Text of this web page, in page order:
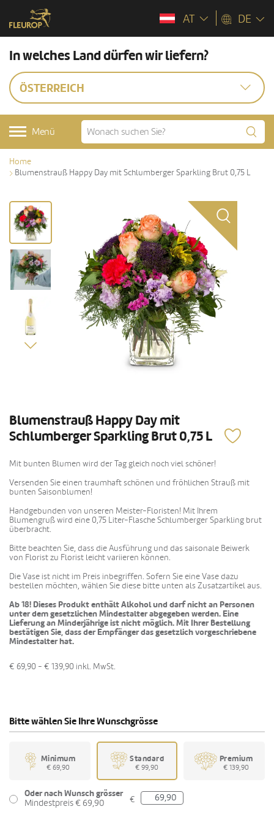
AT DE
In welches Land dürfen wir liefern?
ÖSTERREICH
Menü
Home
Blumenstrauß Happy Day mit Schlumberger Sparkling Brut 0,75 L
Blumenstrauß Happy Day mit
Schlumberger Sparkling Brut 0,75 L
Mit bunten Blumen wird der Tag gleich noch viel schöner!
Versenden Sie einen traumhaft schönen und fröhlichen Strauß mit
bunten Saisonblumen!
Handgebunden von unseren Meister-Floristen! Mit Ihrem
Blumengruß wird eine 0,75 Liter-Flasche Schlumberger Sparkling brut
überbracht.
Bitte beachten Sie, dass die Ausführung und das saisonale Beiwerk
von Florist zu Florist leicht variieren können.
Die Vase ist nicht im Preis inbegriffen. Sofern Sie eine Vase dazu
bestellen möchten, wählen Sie diese bitte unten als Zusatzartikel aus.
Ab 18! Dieses Produkt enthält Alkohol und darf nicht an Personen
unter dem gesetzlichen Mindestalter abgegeben werden. Eine
Lieferung an Minderjährige ist nicht möglich. Mit Ihrer Bestellung
bestätigen Sie, dass der Empfänger das gesetzlich vorgeschriebene
Mindestalter hat.
€ 69,90 - € 139,90 inkl. MwSt.
Bitte wählen Sie Ihre Wunschgrösse
Minimum
€ 69,90
Standard
€ 99,90
Premium
€ 139,90
Oder nach Wunsch grösser
Mindestpreis € 69,90
€